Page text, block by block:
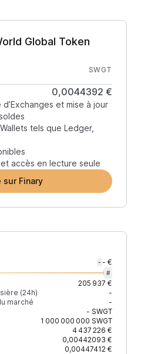
Global Token
SWGT
0,0044392 €
et mise à jour
tels que Ledger,
accès en lecture seule
sur Finary
- - €
#
205 937 €
(24h)
-
marché
-
- SWGT
1 000 000 000 SWGT
4 437 226 €
0,00442093 €
0,00447412 €